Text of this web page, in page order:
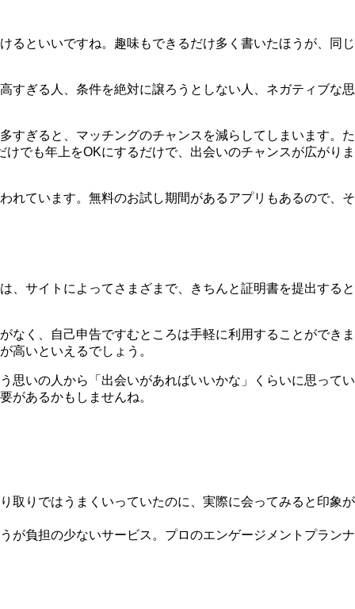
るといいですね。趣味もできるだけ多く書いたほうが、同じ
すぎる人、条件を絶対に譲ろうとしない人、ネガティブな思
すぎると、マッチングのチャンスを減らしてしまいます。た
でも年上をOKにするだけで、出会いのチャンスが広がりま
れています。無料のお試し期間があるアプリもあるので、そ
、サイトによってさまざまで、きちんと証明書を提出すると
なく、自己申告ですむところは手軽に利用することができま
高いといえるでしょう。
思いの人から「出会いがあればいいかな」くらいに思ってい
があるかもしませんね。
取りではうまくいっていたのに、実際に会ってみると印象が
が負担の少ないサービス。 プロのエンゲージメントプランナ